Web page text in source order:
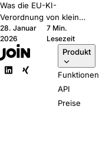
Was die EU-KI-
Verordnung von kleinen
HR-Teams tatsächlich
verlangt, in klarer
Sprache. Fünf Fragen,
die Sie jedem ATS-
Anbieter stellen sollten.
28. Januar
2026
7 Min.
Lesezeit
Produkt
Funktionen
API
Preise